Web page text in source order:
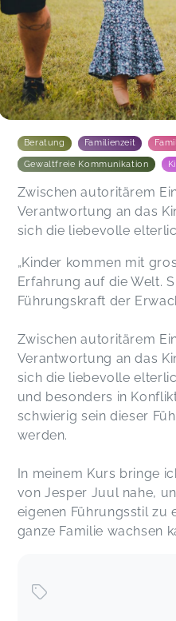
Beratung Familienzeit
Gewaltfreie Kommunikation
Zwischen autoritärem
Verantwortung an das
sich die liebevolle
„Kinder kommen mit
Erfahrung auf die Welt.
Führungskraft der
Zwischen autoritärem
Verantwortung an das
sich die liebevolle
und besonders in
schwierig sein dieser
werden.
In meinem Kurs bringe
von Jesper Juul nahe,
eigenen Führungsstil zu
ganze Familie wachsen